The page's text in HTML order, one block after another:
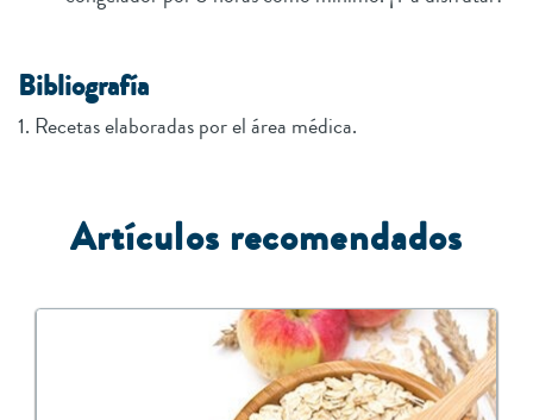
Bibliografía
1. Recetas elaboradas por el área médica.
Artículos recomendados